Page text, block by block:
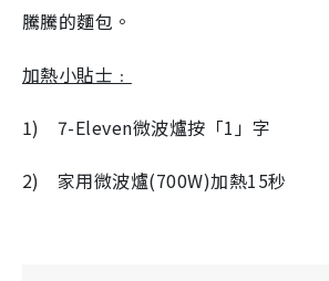
騰騰的麵包。
加熱小貼士﹕
1)
7-Eleven微波爐按「1」字
2)
家用微波爐(700W)加熱15秒